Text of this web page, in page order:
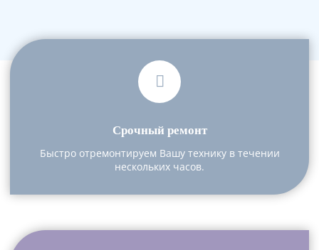
Срочный ремонт
Быстро отремонтируем Вашу технику в течении
нескольких часов.